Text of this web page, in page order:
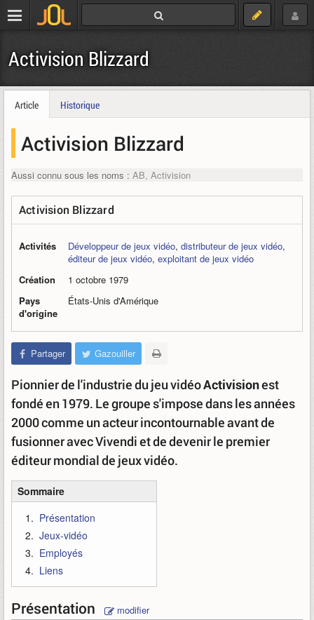
Activision Blizzard
Article Historique
Activision Blizzard
Aussi connu sous les noms : AB, Activision
Activision Blizzard
Activités Développeur de jeux vidéo, distributeur de jeux vidéo,
éditeur de jeux vidéo, exploitant de jeux vidéo
Création
1 octobre 1979
Pays
d'origine
États-Unis d'Amérique
Partager Gazouiller
Pionnier de l'industrie du jeu vidéoActivisionest
fondé en 1979. Le groupe s'impose dans les années
2000 comme un acteur incontournable avant de
fusionner avec Vivendi et de devenir le premier
éditeur mondial de jeux vidéo.
Sommaire
Présentation
Jeux-vidéo
Employés
Liens
Présentation modifier